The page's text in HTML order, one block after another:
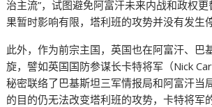
治主流”，试图避免阿富汗未来内战和政权
果暂时影响有限，塔利班的攻势并没有发生
此外，作为前宗主国，英国也在阿富汗、巴
旋，譬如英国国防参谋长卡特将军（Nick
秘密联络了巴基斯坦三军情报局和阿富汗当
的目的仍无法改变塔利班的攻势，卡特将军